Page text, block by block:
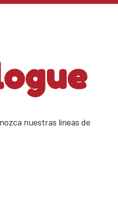
nuestras líneas de